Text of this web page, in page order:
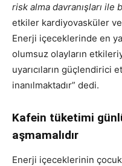
risk alma davranışları ile
etkiler kardiyovasküler
Enerji içeceklerinde en
olumsuz olayların
uyarıcıların güçlendirici
inanılmaktadır” dedi.
Kafein tüketimi
aşmamalıdır
Enerji içeceklerinin